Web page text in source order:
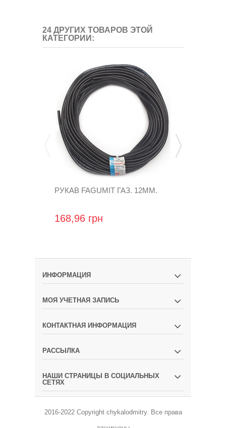
24 ДРУГИХ ТОВАРОВ ЭТОЙ
КАТЕГОРИИ:
РУКАВ FAGUMIT ГАЗ. 12ММ.
168,96 грн
ИНФОРМАЦИЯ
МОЯ УЧЕТНАЯ ЗАПИСЬ
КОНТАКТНАЯ ИНФОРМАЦИЯ
РАССЫЛКА
НАШИ СТРАНИЦЫ В СОЦИАЛЬНЫХ
СЕТЯХ
2016-2022 Copyright chykalodmitry. Все права